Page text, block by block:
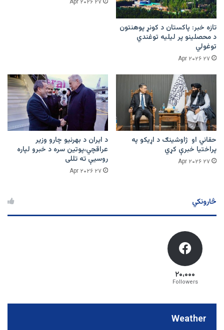
تازه خبر: پاکستان د کونړ پوهنتون
د محصلینو پر لیلیه توغندي
توغولي
۲۷ Apr ۲۰۲۶
۲۷ Apr ۲۰۲۶
حقاني او ژاوشینګ د اړیکو په
پراختیا خبرې کړي
۲۷ Apr ۲۰۲۶
د ایران د بهرنیو چارو وزیر
عراقچي،پوتین سره د خبرو لپاره
روسیې ته تللی
۲۷ Apr ۲۰۲۶
څارونکي
۲۰،۰۰۰
Followers
Weather